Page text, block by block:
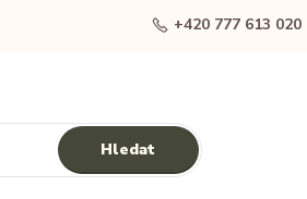
Hledat
+420 777 613 020